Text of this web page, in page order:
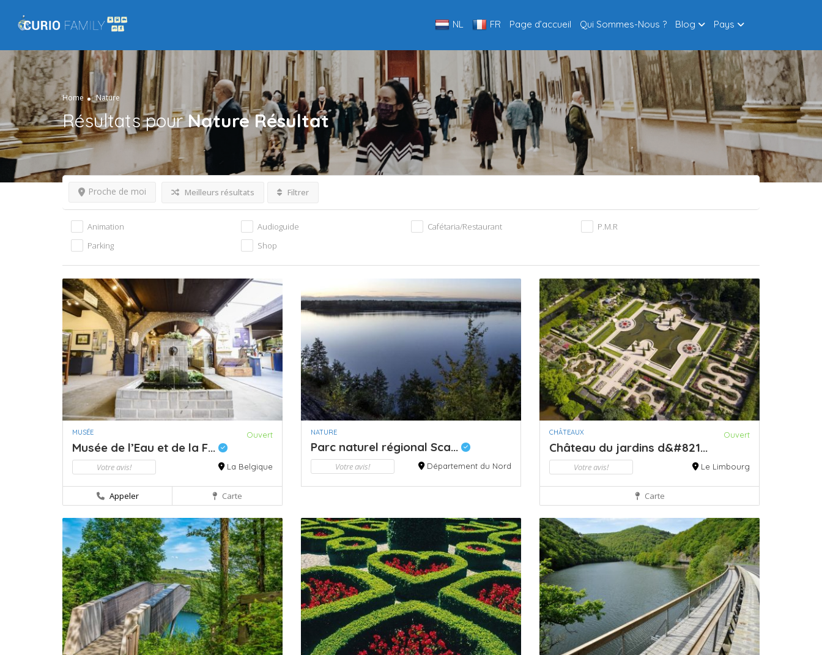
NL FR Page d’accueil Qui Sommes-Nous ? Blog Pays
Home Nature
Résultats pourNature Résultat
Proche de moi Meilleurs résultats Filtrer
Animation Audioguide Cafétaria/Restaurant
P.M.R
Parking
Shop
MUSÉE Ouvert
Musée de l’Eau et de la F...
Votre avis! La Belgique
Appeler Carte
NATURE
Parc naturel régional Sca...
Votre avis! Département du Nord
CHÂTEAUX Ouvert
Château du jardins d&#821...
Votre avis! Le Limbourg
Carte